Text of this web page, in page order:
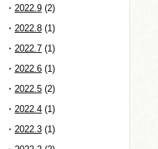
2022.9 (2)
2022.8 (1)
2022.7 (1)
2022.6 (1)
2022.5 (2)
2022.4 (1)
2022.3 (1)